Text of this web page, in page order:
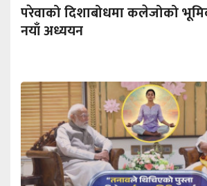
परेवाको दिशाबोधमा कलेजोको
नयाँ अध्ययन